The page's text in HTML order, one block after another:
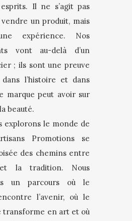
Il ne s’agit pas
un produit, mais
expérience. Nos
vont au-delà d’un
; ils sont une preuve
l’histoire et dans
marque peut avoir sur
beauté.
explorons le monde de
Promotions se
des chemins entre
et la tradition. Nous
un parcours où le
l’avenir, où le
transforme en art et où